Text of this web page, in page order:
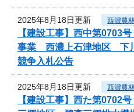
2025年8月18日更新 西濃農
【建設工事】西中第0703
事業 西濃上石津地区 下
競争入札公告
2025年8月18日更新 西濃農
【建設工事】西た第